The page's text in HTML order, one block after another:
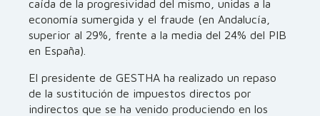
caída de la progresividad del mismo, unidas a la
economía sumergida y el fraude (en Andalucía,
superior al 29%, frente a la media del 24% del PIB
en España).
El presidente de GESTHA ha realizado un repaso
de la sustitución de impuestos directos por
indirectos que se ha venido produciendo en los